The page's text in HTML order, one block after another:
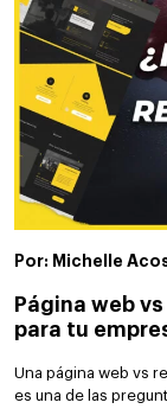
Por: Michelle
Página web
para tu
Una página web vs
es una de las